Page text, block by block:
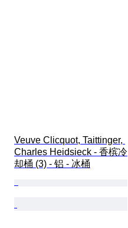
Veuve Clicquot, Taittinger,
Charles Heidsieck - 香槟冷
却桶 (3) - 铝 - 冰桶